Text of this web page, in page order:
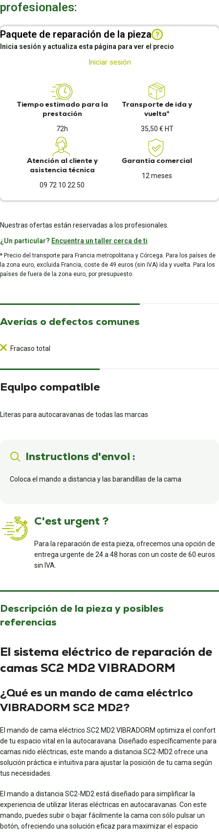
profesionales:
Paquete de reparación de la pieza ?
Inicia sesión y actualiza esta página para ver el precio
Iniciar sesión
Tiempo estimado para la
prestación
72h
Transporte de ida y
vuelta*
35,50 € HT
Atención al cliente y
asistencia técnica
09 72 10 22 50
Garantía comercial
12 meses
Nuestras ofertas están reservadas a los profesionales.
¿Un particular? Encuentra un taller cerca de ti
* Precio del transporte para Francia metropolitana y Córcega. Para los países de
la zona euro, excluida Francia, coste de 49 euros (sin IVA) ida y vuelta. Para los
países de fuera de la zona euro, por presupuesto.
Averías o defectos comunes
Fracaso total
Equipo compatible
Literas para autocaravanas de todas las marcas
Instructions d'envoi :
Coloca el mando a distancia y las barandillas de la cama
C'est urgent ?
Para la reparación de esta pieza, ofrecemos una opción de
entrega urgente de 24 a 48 horas con un coste de 60 euros
sin IVA.
Descripción de la pieza y posibles
referencias
El sistema eléctrico de reparación de
camas SC2 MD2 VIBRADORM
¿Qué es un mando de cama eléctrico
VIBRADORM SC2 MD2?
El mando de cama eléctrico SC2 MD2 VIBRADORM optimiza el confort
de tu espacio vital en la autocaravana. Diseñado específicamente para
camas nido eléctricas, este mando a distancia SC2-MD2 ofrece una
solución práctica e intuitiva para ajustar la posición de tu cama según
tus necesidades.
El mando a distancia SC2-MD2 está diseñado para simplificar la
experiencia de utilizar literas eléctricas en autocaravanas. Con este
mando, puedes subir o bajar fácilmente la cama con sólo pulsar un
botón, ofreciendo una solución eficaz para maximizar el espacio